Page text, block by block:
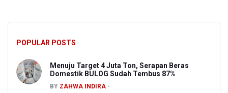
POPULAR POSTS
Menuju Target 4 Juta Ton, Serapan Beras
Domestik BULOG Sudah Tembus 87%
BY ZAHWA INDIRA